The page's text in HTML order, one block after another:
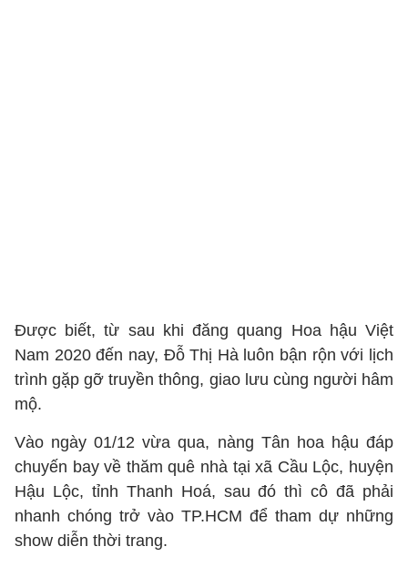
Được biết, từ sau khi đăng quang Hoa hậu Việt
Nam 2020 đến nay, Đỗ Thị Hà luôn bận rộn với lịch
trình gặp gỡ truyền thông, giao lưu cùng người hâm
mộ.
Vào ngày 01/12 vừa qua, nàng Tân hoa hậu đáp
chuyến bay về thăm quê nhà tại xã Cầu Lộc, huyện
Hậu Lộc, tỉnh Thanh Hoá, sau đó thì cô đã phải
nhanh chóng trở vào TP.HCM để tham dự những
show diễn thời trang.